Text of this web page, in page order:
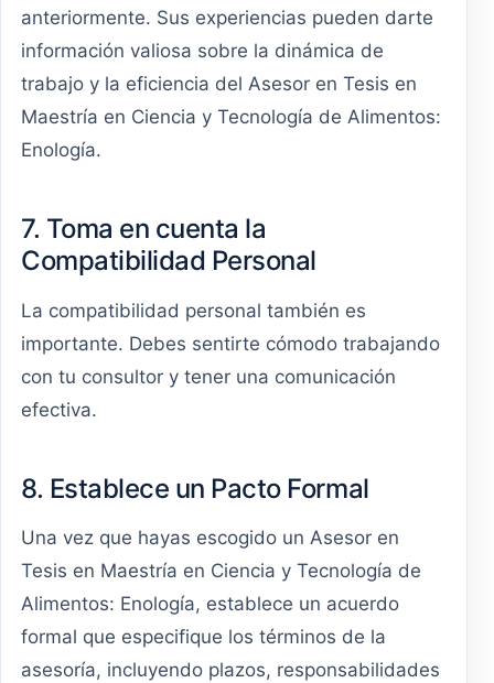
anteriormente. Sus experiencias pueden darte
información valiosa sobre la dinámica de
trabajo y la eficiencia del Asesor en Tesis en
Maestría en Ciencia y Tecnología de Alimentos:
Enología.
7. Toma en cuenta la
Compatibilidad Personal
La compatibilidad personal también es
importante. Debes sentirte cómodo trabajando
con tu consultor y tener una comunicación
efectiva.
8. Establece un Pacto Formal
Una vez que hayas escogido un Asesor en
Tesis en Maestría en Ciencia y Tecnología de
Alimentos: Enología, establece un acuerdo
formal que especifique los términos de la
asesoría, incluyendo plazos, responsabilidades